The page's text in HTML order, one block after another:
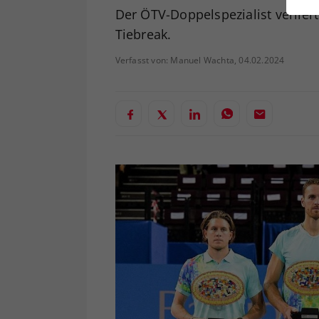
Der ÖTV-Doppelspezialist
Tiebreak.
Verfasst von: Manuel Wachta, 04.02.2024